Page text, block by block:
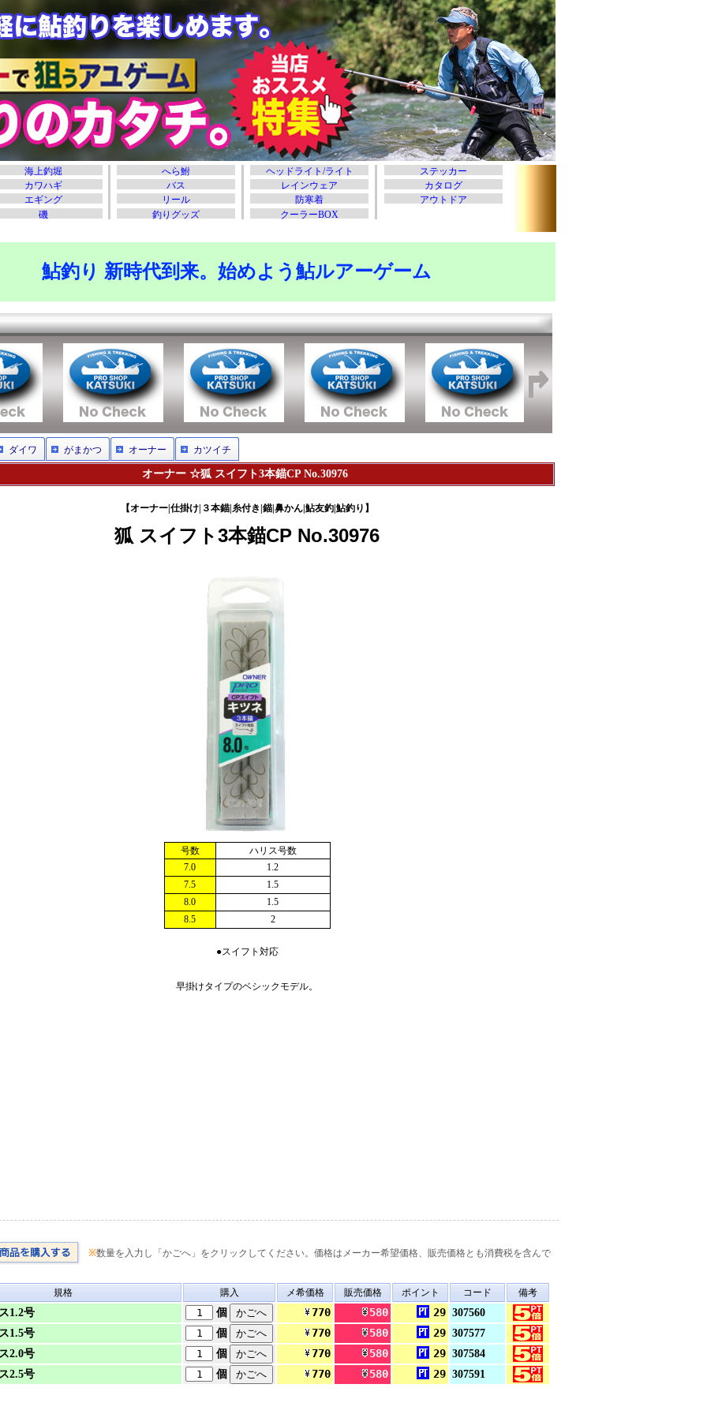
鮎釣り 新時代到来。始めよう鮎ルアーゲーム
ダイワ がまかつ オーナー カツイチ
オーナー ☆狐 スイフト3本錨CP No.30976
【オーナー|仕掛け|３本錨|糸付き|錨|鼻かん|鮎友釣|鮎釣り】
狐 スイフト3本錨CP No.30976
号数
ハリス号数
7.0
1.2
7.5
1.5
8.0
1.5
8.5
2
●スイフト対応
早掛けタイプのベシックモデル。
※数量を入力し「かごへ」をクリックしてください。価格はメーカー希望価格、販売価格とも消費税を含んで
規格 購入 メ希価格 販売価格 ポイント コード 備考
1.2号 個 770 580 29 307560
1.5号
個 770 580 29 307577
2.0号
個 770 580 29 307584
2.5号
個 770 580 29 307591